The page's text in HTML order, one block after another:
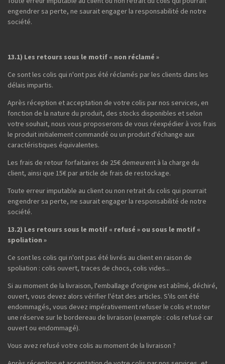
engendrer sa perte, ne saurait engager la responsabilité de notre
société.
13.1) Les retours sous le motif « non réclamé »
Ce sont les colis qui n'ont pas été réclamés par les clients dans les
délais impartis.
Après réception et acceptation de votre colis par nos services, en
fonction de la nature du produit, des stocks disponibles et selon
votre souhait, nous vous proposerons de vous réexpédier à vos frais
le produit initialement commandé ou un produit d'échange aux
caractéristiques équivalentes.
Les frais de retour forfaitaires de 25€ demeurent à la charge du
client, ainsi que 15€ par article de frais de restockage.
Toute erreur imputable au client ou non retrait du colis qui pourrait
engendrer sa perte, ne saurait engager la responsabilité de notre
société.
13.2) Les retours sous le motif « refusé » ou sous le motif «
spoliation »
Ce sont les colis qui n'ont pas été livrés au client en raison de
spoliation : colis ouvert, traces de chocs, colis vides...
Si au moment de la livraison, l'emballage d'origine est abîmé, déchiré,
ouvert, vous devez alors vérifier l'état des articles. S'ils ont été
endommagés, vous devez impérativement refuser le colis et noter
une réserve sur le bordereau de livraison (exemple : colis refusé car
ouvert ou endommagé).
Vous avez refusé votre colis au moment de la livraison ?